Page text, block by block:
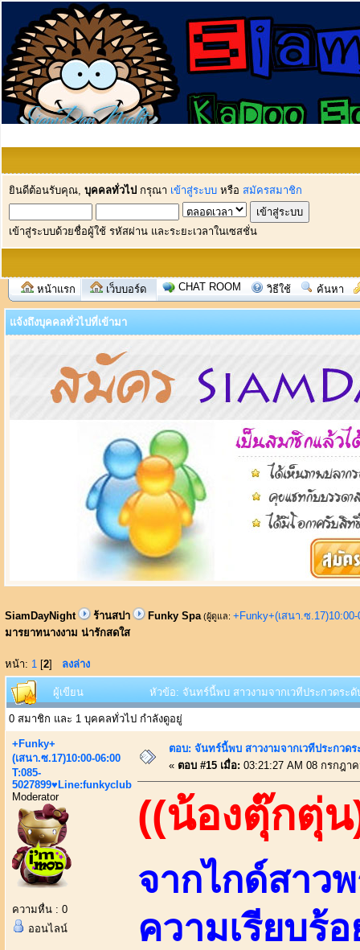
ยินดีต้อนรับคุณ, บุคคลทั่วไป กรุณา เข้าสู่ระบบ หรือ สมัครสมาชิก
เข้าสู่ระบบด้วยชื่อผู้ใช้ รหัสผ่าน และระยะเวลาในเซสชั่น
หน้าแรก เว็บบอร์ด CHAT ROOM วิธีใช้ ค้นหา
แจ้งถึงบุคคลทั่วไปที่เข้ามา
SiamDayNight ร้านสปา Funky Spa (ผู้ดูแล: +Funky+(เสนา.ซ
มารยาทนางงาม น่ารักสดใส
หน้า: 1 [2] ลงล่าง
ผู้เขียน หัวข้อ: จันทร์นี้พบ สาวงามจากเวทีประกวดระ
0 สมาชิก และ 1 บุคคลทั่วไป กำลังดูอยู่
+Funky+
(เสนา.ซ.17)10:00-06:00
T:085-
5027899♥Line:funkyclub
Moderator
ความหื่น : 0
ออนไลน์
ตอบ: จันทร์นี้พบ สาวงามจากเวทีประกวด
« ตอบ #15 เมื่อ: 03:21:27 AM 08 กรกฎา
((น้องตุ๊กตุ่
จากไกด์สาว
ความเรียบร้